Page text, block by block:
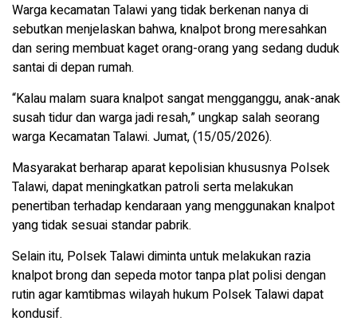
Warga kecamatan Talawi yang tidak berkenan nanya di
sebutkan menjelaskan bahwa, knalpot brong meresahkan
dan sering membuat kaget orang-orang yang sedang duduk
santai di depan rumah.
“Kalau malam suara knalpot sangat mengganggu, anak-anak
susah tidur dan warga jadi resah,” ungkap salah seorang
warga Kecamatan Talawi. Jumat, (15/05/2026).
Masyarakat berharap aparat kepolisian khususnya Polsek
Talawi, dapat meningkatkan patroli serta melakukan
penertiban terhadap kendaraan yang menggunakan knalpot
yang tidak sesuai standar pabrik.
Selain itu, Polsek Talawi diminta untuk melakukan razia
knalpot brong dan sepeda motor tanpa plat polisi dengan
rutin agar kamtibmas wilayah hukum Polsek Talawi dapat
kondusif.